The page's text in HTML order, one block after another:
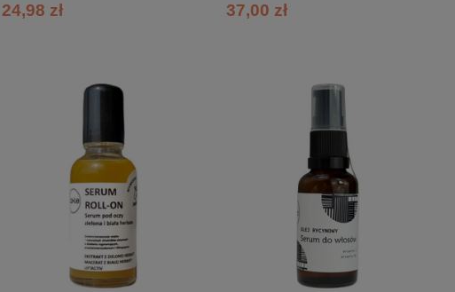
24,98 zł 37,00 zł